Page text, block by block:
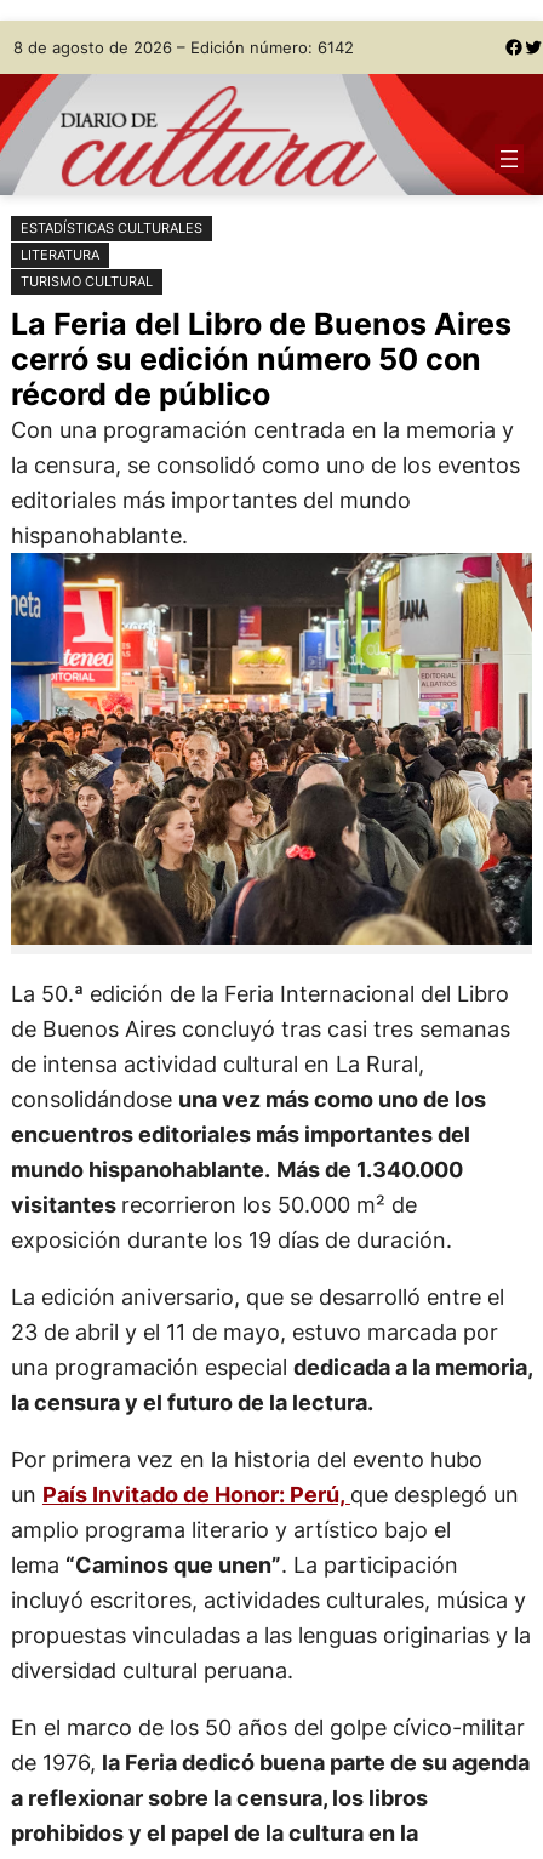
Saltar
al
contenido
Skip
to
content
8 de agosto de 2026 – Edición número: 6142 Facebook Twitter
ESTADÍSTICAS CULTURALES
LITERATURA
TURISMO CULTURAL
La Feria del Libro de Buenos Aires
cerró su edición número 50 con
récord de público
Con una programación centrada en la memoria y
la censura, se consolidó como uno de los eventos
editoriales más importantes del mundo
hispanohablante.
La 50.ª edición de la Feria Internacional del Libro
de Buenos Aires concluyó tras casi tres semanas
de intensa actividad cultural en La Rural,
consolidándose una vez más como uno de los
encuentros editoriales más importantes del
mundo hispanohablante. Más de 1.340.000
visitantes recorrieron los 50.000 m² de
exposición durante los 19 días de duración.
La edición aniversario, que se desarrolló entre el
23 de abril y el 11 de mayo, estuvo marcada por
una programación especial dedicada a la memoria,
la censura y el futuro de la lectura.
Por primera vez en la historia del evento hubo
un País Invitado de Honor: Perú, que desplegó un
amplio programa literario y artístico bajo el
lema “Caminos que unen”. La participación
incluyó escritores, actividades culturales, música y
propuestas vinculadas a las lenguas originarias y la
diversidad cultural peruana.
En el marco de los 50 años del golpe cívico-militar
de 1976, la Feria dedicó buena parte de su agenda
a reflexionar sobre la censura, los libros
prohibidos y el papel de la cultura en la